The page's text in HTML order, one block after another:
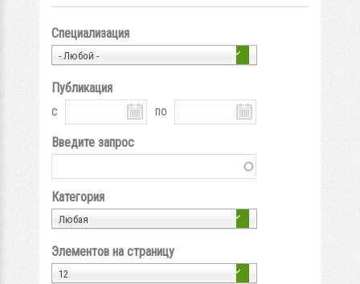
Специализация
- Любой -
Публикация
с
по
Введите запрос
Категория
Любая
Элементов на страницу
12